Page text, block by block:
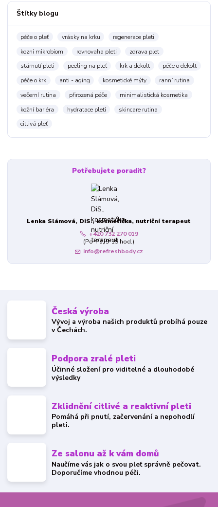
Štítky blogu
péče o pleť vrásky na krku
regenerace pleti
kozni mikrobiom
rovnovaha pleti
zdrava plet
stárnutí pleti
peeling na pleť krk a dekolt
péče o dekolt
péče o krk
anti - aging kosmetické mýty
ranní rutina
večerní rutina
přirozená péče
minimalistická kosmetika
kožní bariéra
hydratace pleti
skincare rutina
citlivá pleť
Potřebujete poradit?
Lenka Slámová, DiS., kosmetička, nutriční terapeut
+420 732 270 019
(Po-Pá, 9-19 hod.)
info@refreshbody.cz
Česká výroba
Vývoj a výroba našich produktů probíhá pouze
v Čechách.
Podpora zralé pleti
Účinné složení pro viditelné a dlouhodobé
výsledky
Zklidnění citlivé a reaktivní pleti
Pomáhá při pnutí, začervenání a nepohodlí
pleti.
Ze salonu až k vám domů
Naučíme vás jak o svou pleť správně pečovat.
Doporučíme vhodnou péči.